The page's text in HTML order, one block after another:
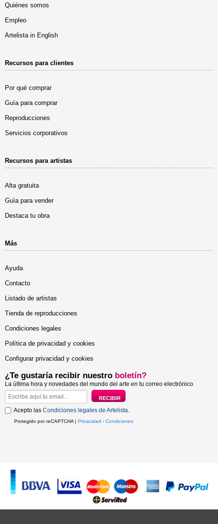
Quiénes somos
Empleo
Artelista in English
Recursos para clientes
Por qué comprar
Guía para comprar
Reproducciones
Servicios corporativos
Recursos para artistas
Alta gratuita
Guía para vender
Destaca tu obra
Más
Ayuda
Contacto
Listado de artistas
Tienda de reproducciones
Condiciones legales
Política de privacidad y cookies
Configurar privacidad y cookies
¿Te gustaría recibir nuestro boletín?
La última hora y novedades del mundo del arte en tu correo electrónico
Acepto las Condiciones legales de Artelista.
Protegido por reCAPTCHA | Privacidad - Condiciones